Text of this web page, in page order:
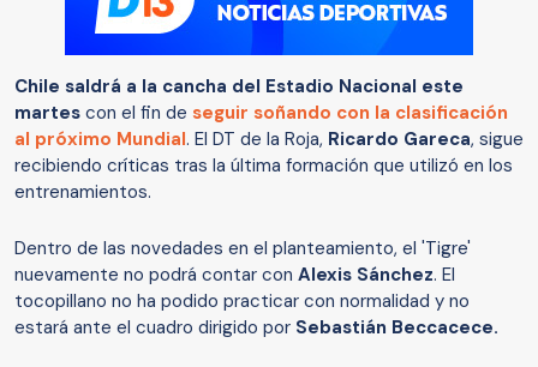
Chile saldrá a la cancha del Estadio Nacional este
martes con el fin de seguir soñando con la clasificación
al próximo Mundial. El DT de la Roja, Ricardo Gareca, sigue
recibiendo críticas tras la última formación que utilizó en los
entrenamientos.
Dentro de las novedades en el planteamiento, el 'Tigre'
nuevamente no podrá contar con Alexis Sánchez. El
tocopillano no ha podido practicar con normalidad y no
estará ante el cuadro dirigido por Sebastián Beccacece.